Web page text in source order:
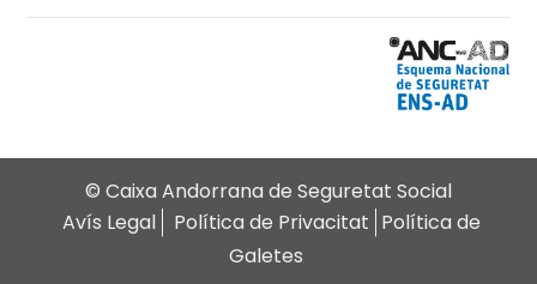
© Caixa Andorrana de Seguretat Social
Avís Legal
Política de Privacitat Política de
Galetes